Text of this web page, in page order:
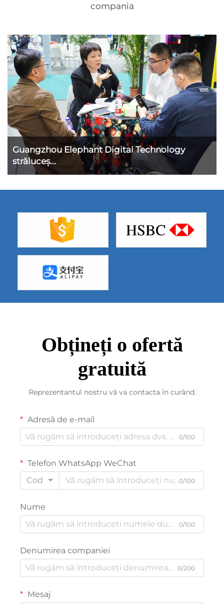
compania
Guangzhou Elephant Digital Technology
străluceș...
Obțineți o ofertă
gratuită
Reprezentantul nostru vă va contacta în curând.
Adresă de e-mail
0/100
Telefon WhatsApp WeChat
Cod
0/100
Nume
0/100
Denumirea companiei
0/200
Mesaj